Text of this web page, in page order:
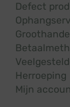
Defect
Herroeping
Mijn